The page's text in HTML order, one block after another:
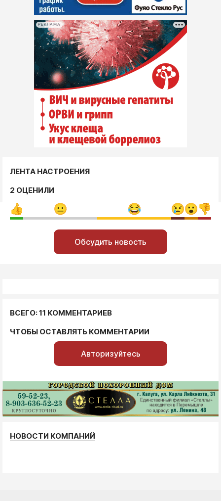
РЕКЛАМА
ЛЕНТА НАСТРОЕНИЯ
2 ОЦЕНИЛИ
Обсудить новость
ВСЕГО: 11 КОММЕНТАРИЕВ
ЧТОБЫ ОСТАВЛЯТЬ КОММЕНТАРИИ
Авторизуйтесь
НОВОСТИ КОМПАНИЙ